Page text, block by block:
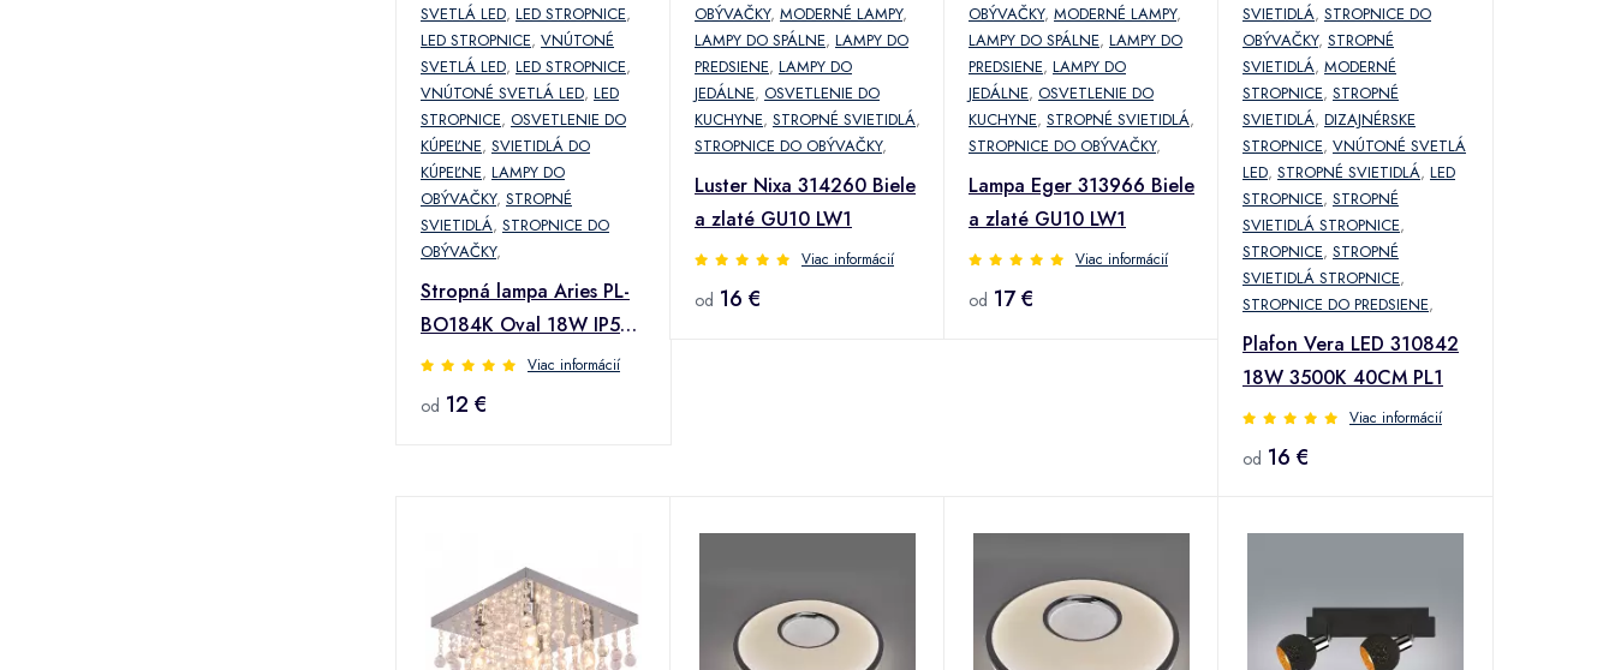
SVETLÁ LED, LED STROPNICE,
LED STROPNICE, VNÚTONÉ
SVETLÁ LED, LED STROPNICE,
VNÚTONÉ SVETLÁ LED, LED
STROPNICE, OSVETLENIE DO
KÚPEĽNE, SVIETIDLÁ DO
KÚPEĽNE, LAMPY DO
OBÝVAČKY, STROPNÉ
SVIETIDLÁ, STROPNICE DO
OBÝVAČKY,
Stropná lampa Aries PL-
BO184K Oval 18W IP54
PL1
Viac informácií
od 12 €
OBÝVAČKY, MODERNÉ LAMPY,
LAMPY DO SPÁLNE, LAMPY DO
PREDSIENE, LAMPY DO
JEDÁLNE, OSVETLENIE DO
KUCHYNE, STROPNÉ SVIETIDLÁ,
STROPNICE DO OBÝVAČKY,
Luster Nixa 314260 Biele
a zlaté GU10 LW1
Viac informácií
od 16 €
OBÝVAČKY, MODERNÉ LAMPY,
LAMPY DO SPÁLNE, LAMPY DO
PREDSIENE, LAMPY DO
JEDÁLNE, OSVETLENIE DO
KUCHYNE, STROPNÉ SVIETIDLÁ,
STROPNICE DO OBÝVAČKY,
Lampa Eger 313966 Biele
a zlaté GU10 LW1
Viac informácií
od 17 €
SVIETIDLÁ, STROPNICE DO
OBÝVAČKY, STROPNÉ
SVIETIDLÁ, MODERNÉ
STROPNICE, STROPNÉ
SVIETIDLÁ, DIZAJNÉRSKE
STROPNICE, VNÚTONÉ SVETLÁ
LED, STROPNÉ SVIETIDLÁ, LED
STROPNICE, STROPNÉ
SVIETIDLÁ STROPNICE,
STROPNICE, STROPNÉ
SVIETIDLÁ STROPNICE,
STROPNICE DO PREDSIENE,
Plafon Vera LED 310842
18W 3500K 40CM PL1
Viac informácií
od 16 €